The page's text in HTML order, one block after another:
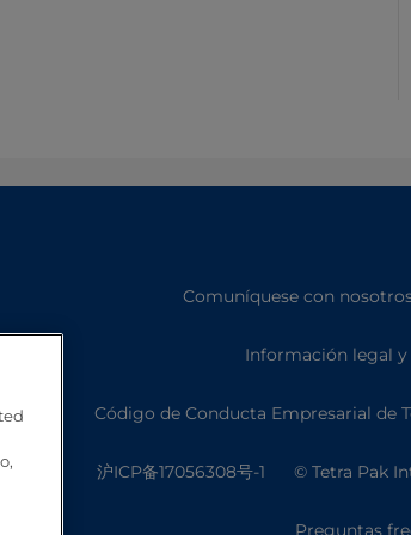
Comuníquese con
Información legal
Código de Conducta Empresarial de
沪ICP备17056308号-1 © Tetra Pak
Preguntas